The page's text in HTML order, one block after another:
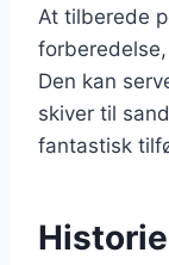
At tilberede
Den kan
skiver til
fantastisk